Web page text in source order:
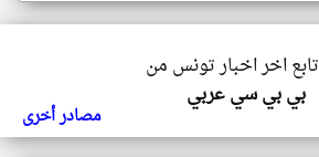
تابع اخر اخبار تونس من
بي بي سي عربي
مصادر أخرى